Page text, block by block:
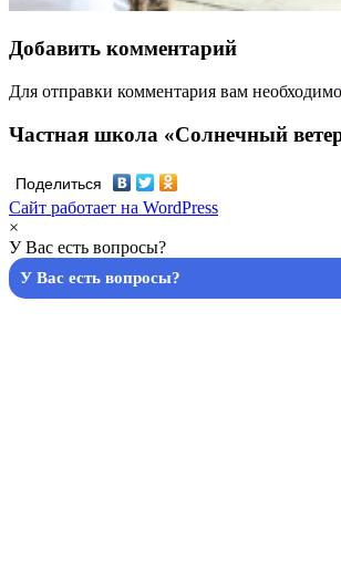
Добавить комментарий
Для отправки комментария вам необходимо
Частная школа «Солнечный
Поделиться
Сайт работает на WordPress
×
У Вас есть вопросы?
У Вас есть вопросы?